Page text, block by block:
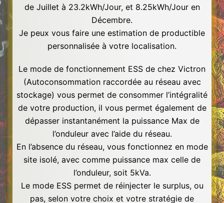
de Juillet à 23.2kWh/Jour, et 8.25kWh/Jour en
Décembre.
Je peux vous faire une estimation de productible
personnalisée à votre localisation.
Le mode de fonctionnement ESS de chez Victron
(Autoconsommation raccordée au réseau avec
stockage) vous permet de consommer l’intégralité
de votre production, il vous permet également de
dépasser instantanément la puissance Max de
l’onduleur avec l’aide du réseau.
En l’absence du réseau, vous fonctionnez en mode
site isolé, avec comme puissance max celle de
l’onduleur, soit 5kVa.
Le mode ESS permet de réinjecter le surplus, ou
pas, selon votre choix et votre stratégie de